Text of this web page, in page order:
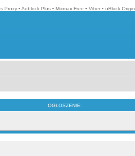
Proxy • Adblock Plus • Mixmax Free • Viber • uBlock Origin
OGŁOSZENIE: